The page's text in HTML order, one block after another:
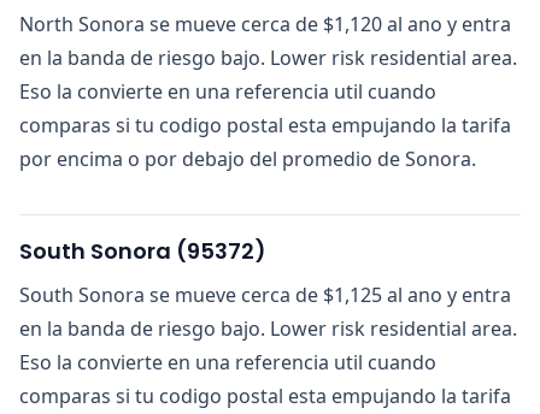
North Sonora se mueve cerca de $1,120 al ano y entra
en la banda de riesgo bajo. Lower risk residential area.
Eso la convierte en una referencia util cuando
comparas si tu codigo postal esta empujando la tarifa
por encima o por debajo del promedio de Sonora.
South Sonora (95372)
South Sonora se mueve cerca de $1,125 al ano y entra
en la banda de riesgo bajo. Lower risk residential area.
Eso la convierte en una referencia util cuando
comparas si tu codigo postal esta empujando la tarifa